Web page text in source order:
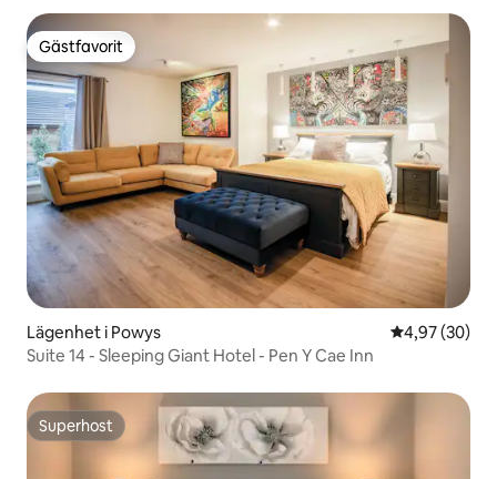
Gästfavorit
Gästfavorit
Lägenhet i Powys 4,97 av 5 i
4,97 (30)
Suite 14 - Sleeping Giant Hotel - Pen Y Cae Inn
Superhost
Superhost